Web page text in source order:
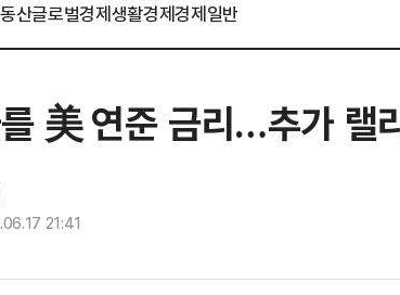
산글로벌경제생활경제경제일반
美 연준 금리…추가 랠
21:41